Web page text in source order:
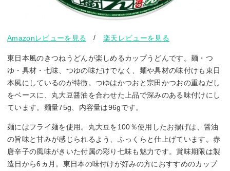
Amazonレビューを見る /楽天レビューを見る
東日本風のきつねうどんが楽しめるカップうどんです。麺・つ
ゆ・具材・七味、つゆの味だけでなく、麺や具材の味付けも東日
本風にしているのが特徴。つゆはかつおと宗田かつおの重ねだし
をベースに、丸大豆醤油を合わせた上品で深みのある味付けにし
ています。麺量75g、内容量は96gです。
麺にはフライ麺を使用。丸大豆を100％使用したお揚げは、醤油
の旨味と甘みが感じられるよう、ふっくらと仕上げています。赤
唐辛子の風味がきいた付属の彩り七味も魅力です。賞味期限は製
造日から6ヵ月。東日本の味付けが好みの方におすすめのカップ